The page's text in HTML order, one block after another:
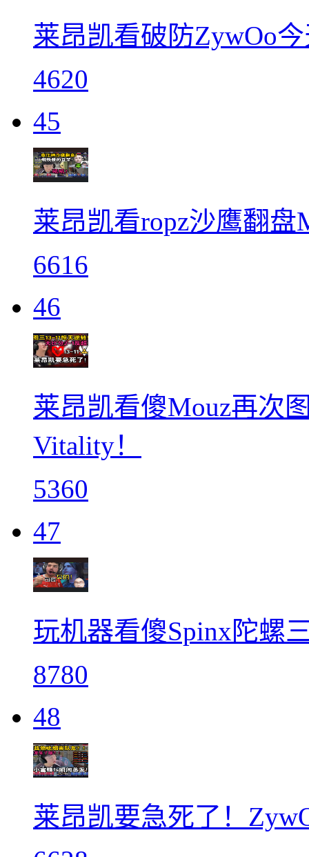
莱昂凯看破防ZywOo
4620
45
莱昂凯看ropz沙鹰翻
6616
46
莱昂凯看傻Mouz再次
Vitality！
5360
47
玩机器看傻Spinx陀螺
8780
48
莱昂凯要急死了！